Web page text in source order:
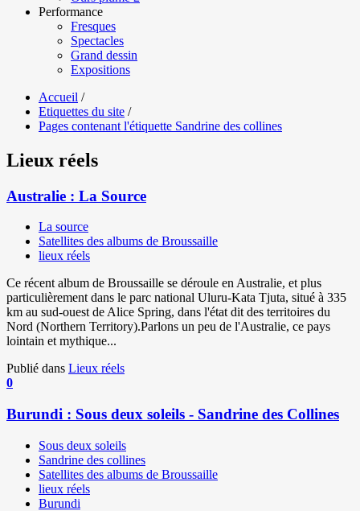
Performance
Fresques
Spectacles
Grand dessin
Expositions
Accueil /
Etiquettes du site /
Pages contenant l'étiquette Sandrine des collines
Lieux réels
Australie : La Source
La source
Satellites des albums de Broussaille
lieux réels
Ce récent album de Broussaille se déroule en Australie, et plus
particulièrement dans le parc national Uluru-Kata Tjuta, situé à 335
km au sud-ouest de Alice Spring, dans l'état dit des territoires du
Nord (Northern Territory).Parlons un peu de l'Australie, ce pays
lointain et mythique...
Publié dans Lieux réels
0
Burundi : Sous deux soleils - Sandrine des Collines
Sous deux soleils
Sandrine des collines
Satellites des albums de Broussaille
lieux réels
Burundi